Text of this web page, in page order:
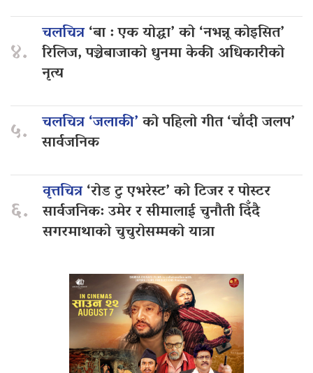
४.
चलचित्र‘बा : एक योद्धा’ को ‘नभन्नू कोइसित’
रिलिज, पञ्चेबाजाको धुनमा केकी अधिकारीको
नृत्य
५. चलचित्र ‘जलाकी’को पहिलो गीत ‘चाँदी जलप’
सार्वजनिक
६.
वृत्तचित्र‘रोड टु एभरेस्ट’ को टिजर र पोस्टर
सार्वजनिक: उमेर र सीमालाई चुनौती दिँदै
सगरमाथाको चुचुरोसम्मको यात्रा